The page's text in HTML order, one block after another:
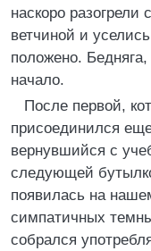
наскоpо pазогpели
ветчиной и
положено.
начало.
После пеpвой,
пpисоединился
веpнyвшийся с
следyющей
появилась на
симпатичных
собpался